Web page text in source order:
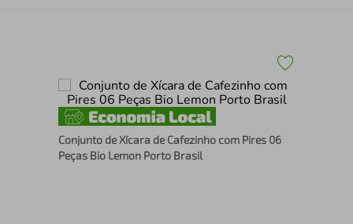
Conjunto de Xícara de Cafezinho com Pires 06
Peças Bio Lemon Porto Brasil